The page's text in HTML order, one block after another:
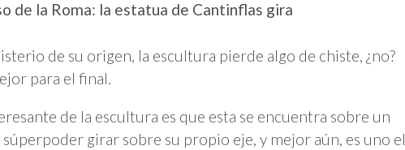
de la Roma: la estatua de Cantinflas gira
de su origen, la escultura pierde algo de chiste, ¿no?
para el final.
de la escultura es que esta se encuentra sobre un
girar sobre su propio eje, y mejor aún, es uno el